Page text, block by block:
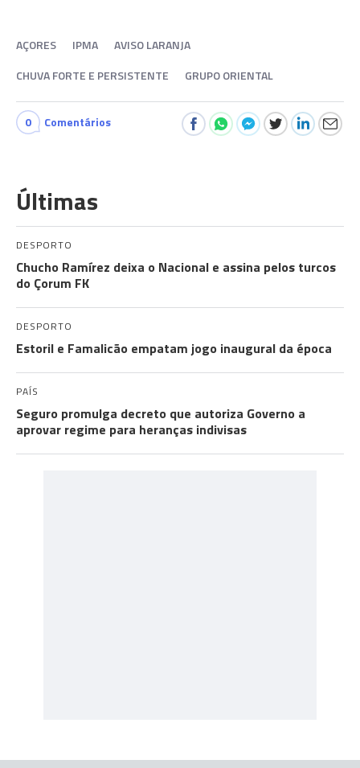
AÇORES IPMA
AVISO LARANJA
CHUVA FORTE E PERSISTENTE
GRUPO ORIENTAL
0 Comentários
Últimas
DESPORTO
Chucho Ramírez deixa o Nacional e assina pelos turcos
do Çorum FK
DESPORTO
Estoril e Famalicão empatam jogo inaugural da época
PAÍS
Seguro promulga decreto que autoriza Governo a
aprovar regime para heranças indivisas